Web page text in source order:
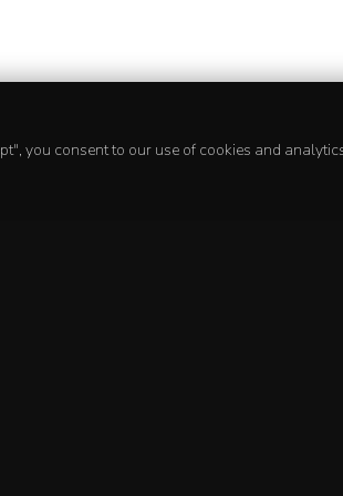
you consent to our use of cookies and